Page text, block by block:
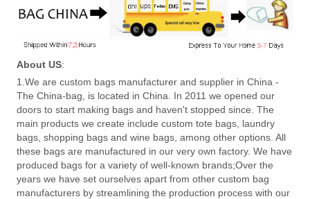
About US:
1.We are custom bags manufacturer and supplier in China -
The China-bag, is located in China. In 2011 we opened our
doors to start making bags and haven't stopped since. The
main products we create include custom tote bags, laundry
bags, shopping bags and wine bags, among other options. All
these bags are manufactured in our very own factory. We have
produced bags for a variety of well-known brands;Over the
years we have set ourselves apart from other custom bag
manufacturers by streamlining the production process with our